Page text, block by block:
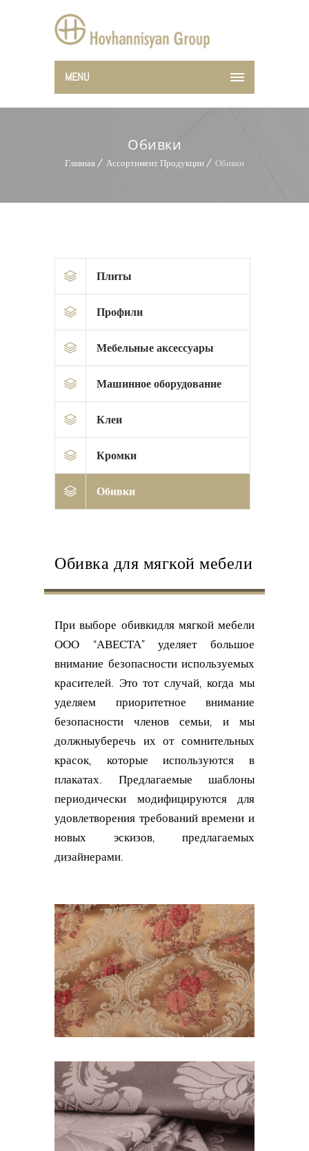
MENU
Обивки
Главная Ассортимент Продукции Обивки
Плиты
Профили
Мебельные аксессуары
Машинное оборудование
Клеи
Кромки
Обивки
Обивка для мягкой мебели
При выборе обивкидля мягкой мебели
ООО “АВЕСТА” уделяет большое
внимание безопасности используемых
красителей. Это тот случай, когда мы
уделяем приоритетное внимание
безопасности членов семьи, и мы
должныуберечь их от сомнительных
красок, которые используются в
плакатах. Предлагаемые шаблоны
периодически модифицируются для
удовлетворения требований времени и
новых эскизов, предлагаемых
дизайнерами.